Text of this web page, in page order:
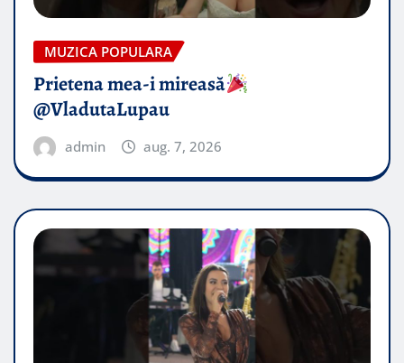
MUZICA POPULARA
Prietena mea-i mireasă​
@VladutaLupau
admin aug. 7, 2026